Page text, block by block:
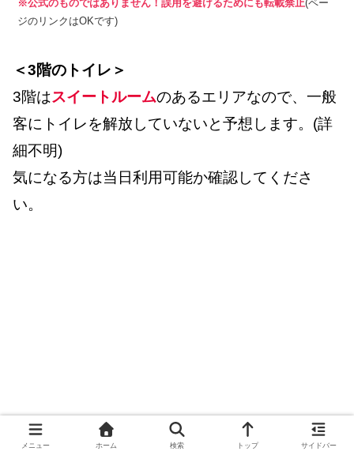
※公式のものではありません！誤用を避けるためにも転載禁止(ペー
ジのリンクはOKです)
＜3階のトイレ＞
3階はスイートルームのあるエリアなので、一般
客にトイレを解放していないと予想します。(詳
細不明)
気になる方は当日利用可能か確認してくださ
い。
メニュー ホーム 検索 トップ サイドバー